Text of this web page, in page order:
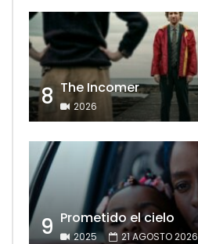
8 The Incomer
2026
9 Prometido el cielo
2025 21 AGOSTO 2026